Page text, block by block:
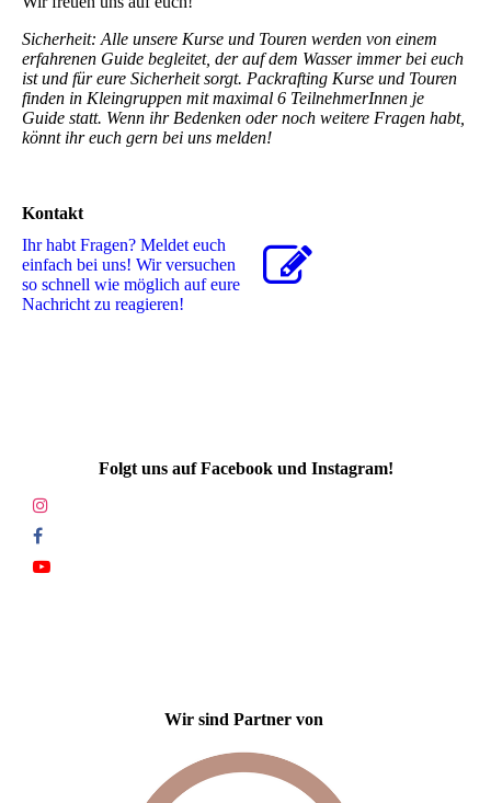
Sicherheit: Alle unsere Kurse und Touren werden von einem
erfahrenen Guide begleitet, der auf dem Wasser immer bei euch
ist und für eure Sicherheit sorgt. Packrafting Kurse und Touren
finden in Kleingruppen mit maximal 6 TeilnehmerInnen je
Guide statt. Wenn ihr Bedenken oder noch weitere Fragen habt,
könnt ihr euch gern bei uns melden!
Kontakt
Ihr habt Fragen? Meldet euch
einfach bei uns! Wir versuchen
so schnell wie möglich auf eure
Nachricht zu reagieren!
Folgt uns auf Facebook und Instagram!
Wir sind Partner von